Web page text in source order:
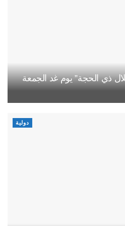
ذي الحجة” يوم غد الجمعة
دولية